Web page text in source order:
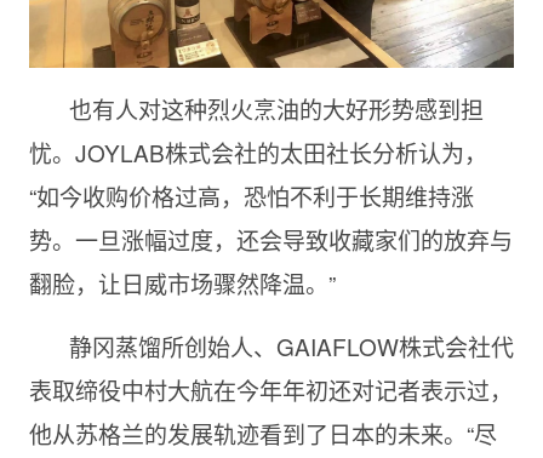
也有人对这种烈火烹油的大好形势感到担
忧。JOYLAB株式会社的太田社长分析认为，
“如今收购价格过高，恐怕不利于长期维持涨
势。一旦涨幅过度，还会导致收藏家们的放弃与
翻脸，让日威市场骤然降温。”
静冈蒸馏所创始人、GAIAFLOW株式会社代
表取缔役中村大航在今年年初还对记者表示过，
他从苏格兰的发展轨迹看到了日本的未来。“尽